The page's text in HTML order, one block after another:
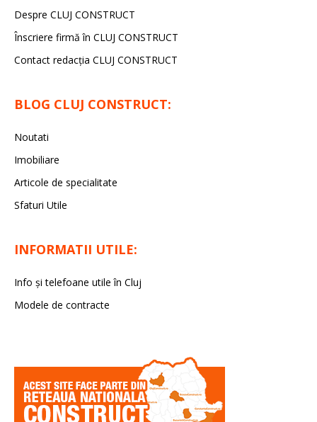
Despre CLUJ CONSTRUCT
Înscriere firmă în CLUJ CONSTRUCT
Contact redacția CLUJ CONSTRUCT
BLOG CLUJ CONSTRUCT:
Noutati
Imobiliare
Articole de specialitate
Sfaturi Utile
INFORMATII UTILE:
Info și telefoane utile în Cluj
Modele de contracte